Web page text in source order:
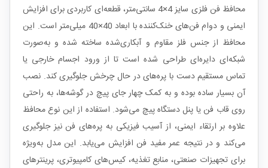
محافظ فن فلزی سایز 4×4 سانتی‌متر، قطعه‌ای کاربردی برای افزایش
ایمنی و دوام فن‌های خنک‌کننده با ابعاد 40×40 میلی‌متر است. این
محافظ از جنس فلز مقاوم و آبکاری‌شده ساخته شده و به‌صورت
شبکه‌ای دایره‌ای طراحی شده است تا از ورود اجسام خارجی یا
تماس مستقیم دست با پره‌های در حال چرخش جلوگیری کند. نصب
آن بسیار ساده بوده و به کمک چهار جای پیچ در گوشه‌ها، به راحتی
روی قاب فن یا پنل دستگاه پیچ می‌شود. استفاده از این نوع محافظ
علاوه بر ارتقاء ایمنی، از آسیب فیزیکی به پره‌های فن نیز جلوگیری
می‌کند و در نتیجه عمر مفید فن افزایش می‌یابد. این مدل به‌ویژه
برای تجهیزات صنعتی، منابع تغذیه، کیس‌های کامپیوتری، پرینترهای